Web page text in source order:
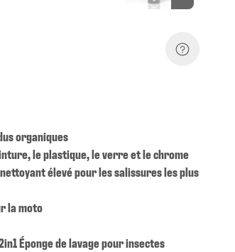
organiques
le plastique, le verre et le chrome
élevé pour les salissures les plus
la moto
Éponge de lavage pour insectes